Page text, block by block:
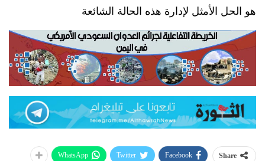
هو الحل الأمثل لإدارة هذه الحالة الشائعة
Share
Facebook
Twitter
WhatsApp